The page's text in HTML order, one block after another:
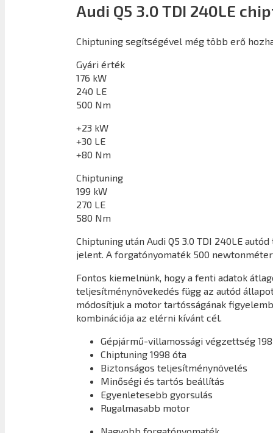
Audi Q5 3.0 TDI 240LE
Chiptuning segítségével még több erő
Gyári érték
176 kW
240 LE
500 Nm
+23 kW
+30 LE
+80 Nm
Chiptuning
199 kW
270 LE
580 Nm
Chiptuning után Audi Q5 3.0 TDI 240LE
jelent. A forgatónyomaték 500
Fontos kiemelnünk, hogy a fenti adatok
teljesítménynövekedés függ az autód
módosítjuk a motor tartósságának
kombinációja az elérni kívánt cél.
Gépjármű-villamossági végzettség
Chiptuning 1998 óta
Biztonságos teljesítménynövelés
Minőségi és tartós beállítás
Egyenletesebb gyorsulás
Rugalmasabb motor